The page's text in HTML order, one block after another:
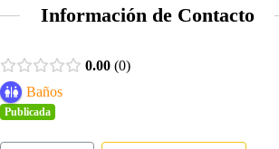
Información de Contacto
0.00 0
Baños
Publicada